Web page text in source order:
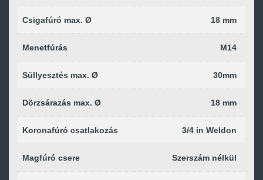
Csigafúró max. Ø 18 mm
Menetfúrás M14
Süllyesztés max. Ø 30mm
Dörzsárazás max. Ø 18 mm
Koronafúró csatlakozás 3/4 in Weldon
Magfúró csere Szerszám nélkül